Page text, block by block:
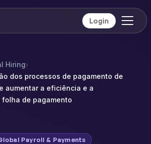
Login
Hiring›
dos processos de pagamento de
aumentar a eficiência e a
de pagamento
Payroll & Payments